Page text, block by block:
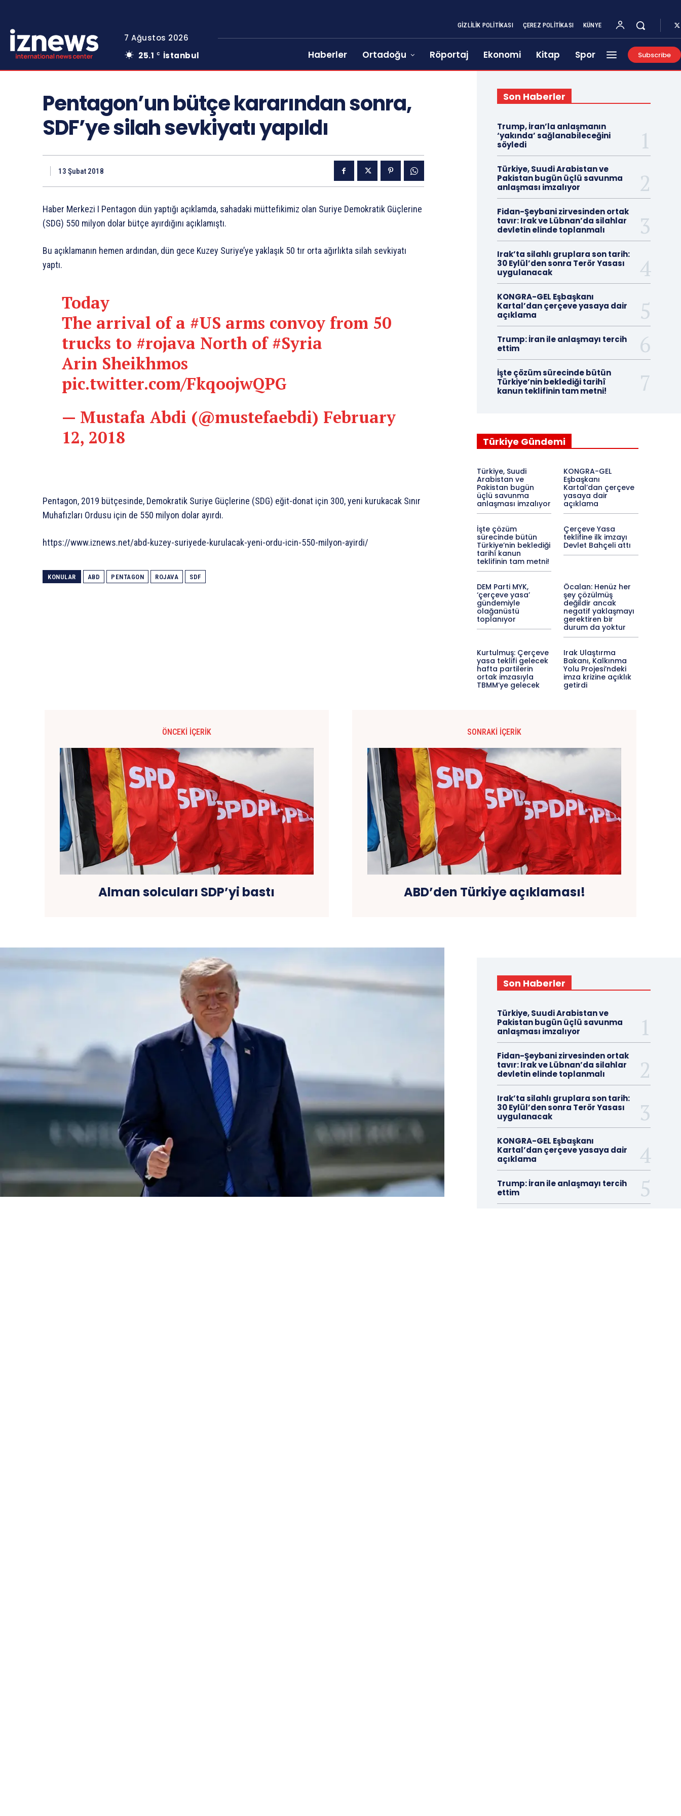
7 Ağustos 2026
25.1 C İstanbul
GIZLILIK POLITIKASI ÇEREZ POLITIKASI KÜNYE
Haberler Ortadoğu Röportaj Ekonomi Kitap Spor Subscribe
Pentagon’un bütçe kararından sonra,
SDF’ye silah sevkiyatı yapıldı
13 Şubat 2018
Haber Merkezi I Pentagon dün yaptığı açıklamda, sahadaki müttefikimiz olan Suriye Demokratik Güçlerine
(SDG) 550 milyon dolar bütçe ayırdığını açıklamıştı.
Bu açıklamanın hemen ardından, dün gece Kuzey Suriye’ye yaklaşık 50 tır orta ağırlıkta silah sevkiyatı
yaptı.
Today
The arrival of a #US arms convoy from 50
trucks to #rojava North of#Syria
Arin Sheikhmos
pic.twitter.com/FkqoojwQPG
— Mustafa Abdi (@mustefaebdi) February
12, 2018
Pentagon, 2019 bütçesinde, Demokratik Suriye Güçlerine (SDG) eğit-donat için 300, yeni kurukacak Sınır
Muhafızları Ordusu için de 550 milyon dolar ayırdı.
https://www.iznews.net/abd-kuzey-suriyede-kurulacak-yeni-ordu-icin-550-milyon-ayirdi/
KONULAR ABD PENTAGON ROJAVA SDF
Son Haberler
Trump, İran’la anlaşmanın
‘yakında’ sağlanabileceğini
söyledi
Türkiye, Suudi Arabistan ve
Pakistan bugün üçlü savunma
anlaşması imzalıyor
Fidan-Şeybani zirvesinden ortak
tavır: Irak ve Lübnan’da silahlar
devletin elinde toplanmalı
Irak’ta silahlı gruplara son tarih:
30 Eylül’den sonra Terör Yasası
uygulanacak
KONGRA-GEL Eşbaşkanı
Kartal’dan çerçeve yasaya dair
açıklama
Trump: İran ile anlaşmayı tercih
ettim
İşte çözüm sürecinde bütün
Türkiye’nin beklediği tarihî
kanun teklifinin tam metni!
Türkiye Gündemi
Türkiye, Suudi
Arabistan ve
Pakistan bugün
üçlü savunma
anlaşması imzalıyor
KONGRA-GEL
Eşbaşkanı
Kartal’dan çerçeve
yasaya dair
açıklama
İşte çözüm
sürecinde bütün
Türkiye’nin beklediği
tarihî kanun
teklifinin tam metni!
Çerçeve Yasa
teklifine ilk imzayı
Devlet Bahçeli attı
DEM Parti MYK,
‘çerçeve yasa’
gündemiyle
olağanüstü
toplanıyor
Öcalan: Henüz her
şey çözülmüş
değildir ancak
negatif yaklaşmayı
gerektiren bir
durum da yoktur
Kurtulmuş: Çerçeve
yasa teklifi gelecek
hafta partilerin
ortak imzasıyla
TBMM’ye gelecek
Irak Ulaştırma
Bakanı, Kalkınma
Yolu Projesi’ndeki
imza krizine açıklık
getirdi
ÖNCEKI İÇERIK
Alman solcuları SDP’yi bastı
SONRAKI İÇERIK
ABD’den Türkiye açıklaması!